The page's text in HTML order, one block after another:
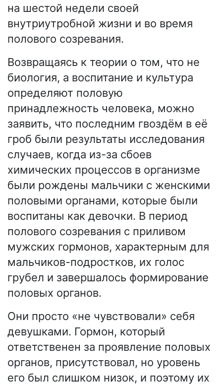
на шестой недели своей
внутриутробной жизни и во время
полового созревания.
Возвращаясь к теории о том, что не
биология, а воспитание и культура
определяют половую
принадлежность человека, можно
заявить, что последним гвоздём в её
гроб были результаты исследования
случаев, когда из-за сбоев
химических процессов в организме
были рождены мальчики с женскими
половыми органами, которые были
воспитаны как девочки. В период
полового созревания с приливом
мужских гормонов, характерным для
мальчиков-подростков, их голос
грубел и завершалось формирование
половых органов.
Они просто «не чувствовали» себя
девушками. Гормон, который
ответственен за проявление половых
органов, присутствовал, но уровень
его был слишком низок, и поэтому их